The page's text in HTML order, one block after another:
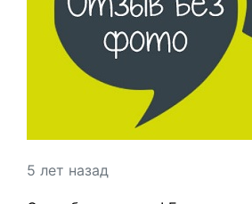
5 лет назад